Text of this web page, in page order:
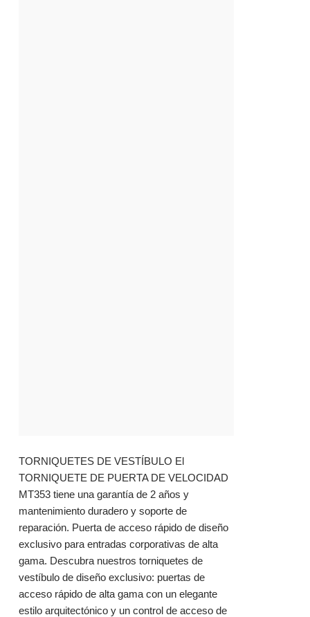
TORNIQUETES DE VESTÍBULO El
TORNIQUETE DE PUERTA DE VELOCIDAD
MT353 tiene una garantía de 2 años y
mantenimiento duradero y soporte de
reparación. Puerta de acceso rápido de diseño
exclusivo para entradas corporativas de alta
gama. Descubra nuestros torniquetes de
vestíbulo de diseño exclusivo: puertas de
acceso rápido de alta gama con un elegante
estilo arquitectónico y un control de acceso de